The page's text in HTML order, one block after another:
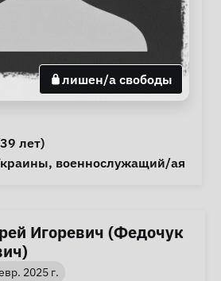
лишен/а свободы
лет)
, военнослужащий/ая
Игоревич (Федочук
2025 г.